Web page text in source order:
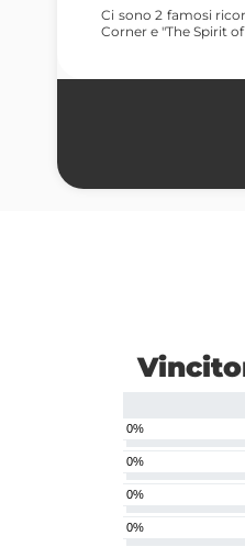
Ci sono 2 famosi
Corner e "The Spirit
0%
0%
0%
0%